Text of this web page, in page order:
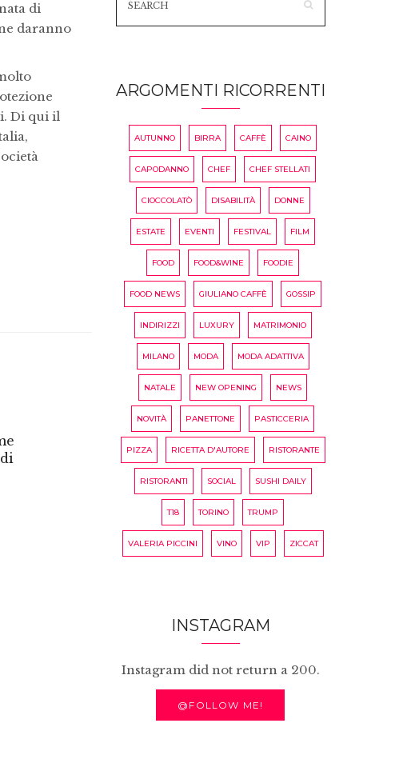
di
daranno
Di qui il
ARGOMENTI RICORRENTI
AUTUNNO BIRRA CAFFÈ CAINO
CAPODANNO CHEF CHEF STELLATI
CIOCCOLATÒ DISABILITÀ DONNE
ESTATE EVENTI FESTIVAL FILM
FOOD FOOD&WINE FOODIE
FOOD NEWS GIULIANO CAFFÈ GOSSIP
INDIRIZZI LUXURY MATRIMONIO
MILANO MODA MODA ADATTIVA
NATALE NEW OPENING NEWS
NOVITÀ PANETTONE PASTICCERIA
PIZZA RICETTA D'AUTORE RISTORANTE
RISTORANTI SOCIAL SUSHI DAILY
T18 TORINO TRUMP
VALERIA PICCINI VINO VIP ZICCAT
INSTAGRAM
Instagram did not return a 200.
@FOLLOW ME!